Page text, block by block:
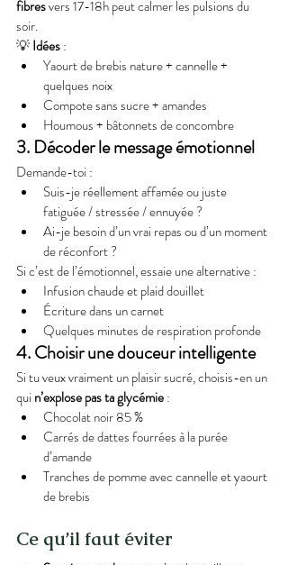
fibres vers 17-18h peut calmer les pulsions du
soir.
💡 Idées :
Yaourt de brebis nature + cannelle +
quelques noix
Compote sans sucre + amandes
Houmous + bâtonnets de concombre
3. Décoder le message émotionnel
Demande-toi :
Suis-je réellement affamée ou juste
fatiguée / stressée / ennuyée ?
Ai-je besoin d’un vrai repas ou d’un moment
de réconfort ?
Si c’est de l’émotionnel, essaie une alternative :
Infusion chaude et plaid douillet
Écriture dans un carnet
Quelques minutes de respiration profonde
4. Choisir une douceur intelligente
Si tu veux vraiment un plaisir sucré, choisis-en un
qui n’explose pas ta glycémie :
Chocolat noir 85 %
Carrés de dattes fourrées à la purée
d’amande
Tranches de pomme avec cannelle et yaourt
de brebis
Ce qu’il faut éviter